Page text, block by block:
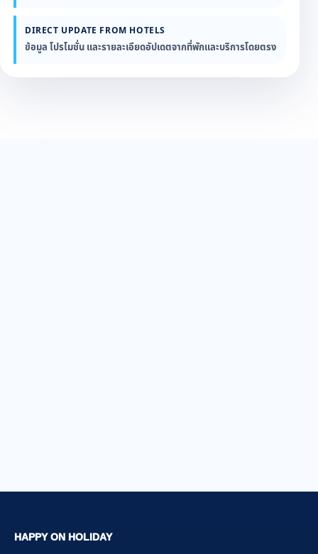
DIRECT UPDATE FROM HOTELS
ข้อมูล โปรโมชั่น และรายละเอียดอัปเดตจากที่พักและบริการโดยตรง
HAPPY ON HOLIDAY